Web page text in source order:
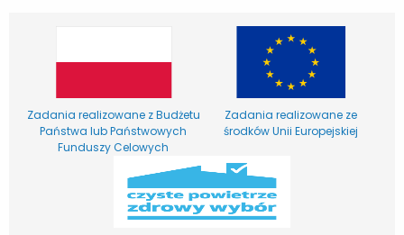
Zadania realizowane z Budżetu
Państwa lub Państwowych
Funduszy Celowych
Zadania realizowane ze
środków Unii Europejskiej